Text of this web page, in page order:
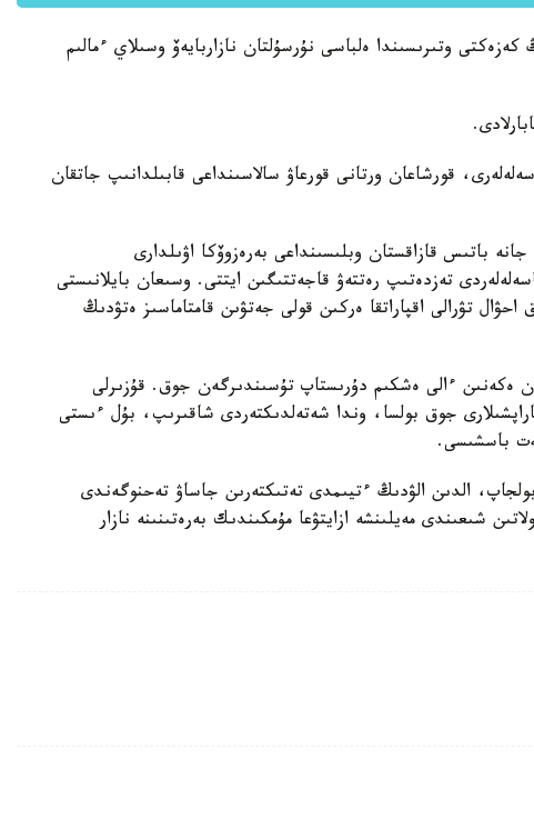
وتىرىسىندا ەلباسى نۇرسۇلتان نازاربايەۆ وسىلاي ءمالىم
قورشاعان ورتانى قورعاۋ سالاسىنداعى قابىلدانىپ جاتقان
جانە باتىس قازاقستان وبلىسىنداعى بەرەزوۆكا اۋىلدارى
تەزدەتىپ رەتتەۋ قاجەتتىگىن ايتتى. وسىعان بايلانىستى
تۋرالى اقپاراتقا ەركىن قولى جەتۋىن قامتاماسىز ەتۋدىڭ
ەكەنىن ءالى ەشكىم دۇرىستاپ تۇسىندىرگەن جوق. قۇزىرلى
جوق بولسا، وندا شەتەلدىكتەردى شاقىرىپ، بۇل ءىستى
باسشىسى.
بولجاپ، الدىن الۋدىڭ ءتيىمدى تەتىكتەرىن جاساۋ تەحنوگەندى
شىعىندى مەيلىنشە ازايتۋعا مۇمكىندىك بەرەتىنىنە نازار